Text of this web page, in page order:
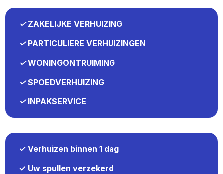
✓ZAKELIJKE VERHUIZING
✓PARTICULIERE VERHUIZINGEN
✓WONINGONTRUIMING
✓SPOEDVERHUIZING
✓INPAKSERVICE
✓ Verhuizen binnen 1 dag
✓ Uw spullen verzekerd